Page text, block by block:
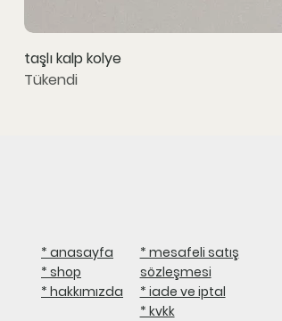
taşlı kalp kolye
Tükendi
* anasayfa
* shop
* hakkımızda
* mesafeli satış
sözleşmesi
* iade ve iptal
* kvkk